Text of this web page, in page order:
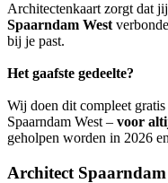
Architectenkaart zorgt dat
Spaarndam West
bij je past.
Het gaafste gedeelte?
Wij doen dit compleet
Spaarndam West – voor
geholpen worden in 2026
Architect Spaarndam